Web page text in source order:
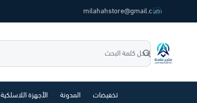
common.titles.skip_to_main_content
milahahstore@gmail.com
متجر ملاحة
تخفيضات المدونة الأجهزة اللاسلكية